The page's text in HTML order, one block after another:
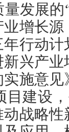
发展
增长
行动
兴产
施意
目建设
战略